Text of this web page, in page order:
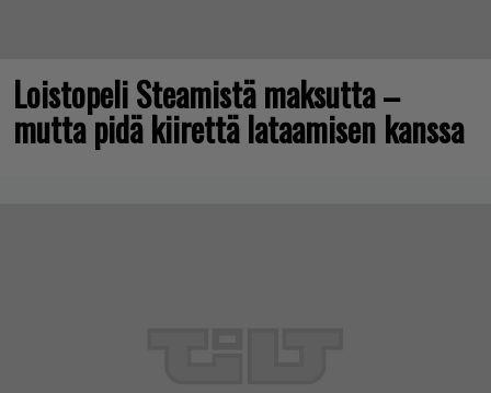
Loistopeli Steamistä maksutta –
mutta pidä kiirettä lataamisen kanssa